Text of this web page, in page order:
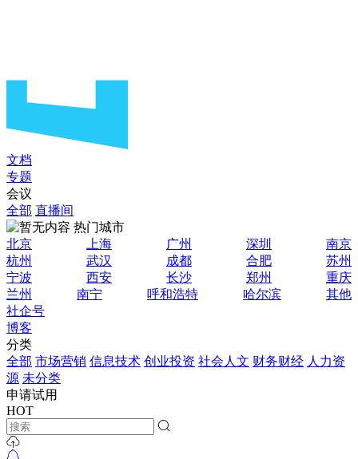
文档
专题
会议
全部 直播间
热门城市
北京
上海 广州 深圳
南京
杭州
武汉 成都 合肥
苏州
宁波
西安 长沙 郑州
重庆
兰州
南宁 呼和浩特 哈尔滨
其他
社企号
博客
分类
全部 市场营销 信息技术 创业投资 社会人文 财务财经 人力资
源 未分类
申请试用
HOT